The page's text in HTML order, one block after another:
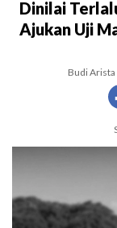
Dinilai
Ajukan Uji
Budi